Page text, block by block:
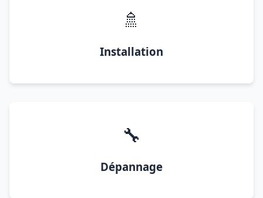
🚿
Installation
🔧
Dépannage